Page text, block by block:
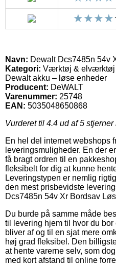
Navn: Dewalt Dcs7485n 54v
Kategori: Værktøj & elværktøj
Dewalt akku – løse enheder
Producent: DeWALT
Varenummer: 25748
EAN: 5035048650868
Vurderet til 4.4 ud af 5 stjerner
En hel del internet webshops
leveringsmuligheder. En der
få bragt ordren til en
fleksibelt for dig at kunne
Leveringstypen er nemlig
den mest prisbevidste
Dcs7485n 54v Xr Bordsav
Du burde på samme måde
til levering hjem til hvor du
bliver af og til en sjat mere
høj grad fleksibel. Den
at hente varerne selv, som
med kort afstand til online